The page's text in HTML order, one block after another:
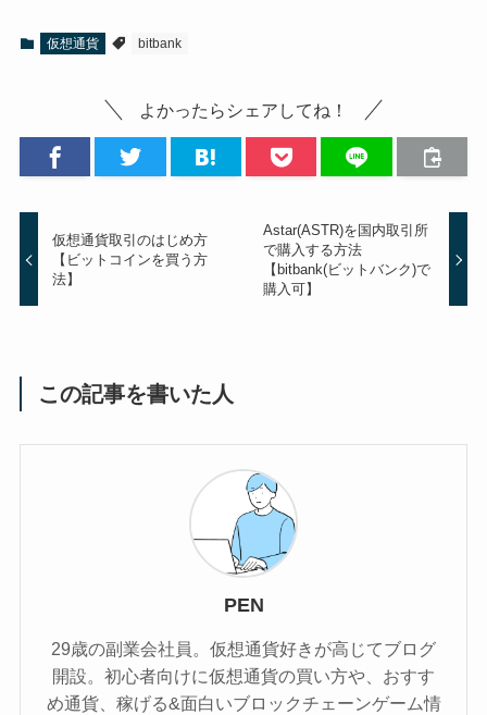
仮想通貨 bitbank
よかったらシェアしてね！
仮想通貨取引のはじめ方
【ビットコインを買う方
法】
Astar(ASTR)を国内取引所
で購入する方法
【bitbank(ビットバンク)で
購入可】
この記事を書いた人
PEN
29歳の副業会社員。仮想通貨好きが高じてブログ
開設。初心者向けに仮想通貨の買い方や、おすす
め通貨、稼げる&面白いブロックチェーンゲーム情